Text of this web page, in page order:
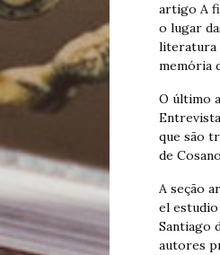
artigo A
o lugar
literatura
memória
O último
que são
de
A seção
el
Santiago
autores